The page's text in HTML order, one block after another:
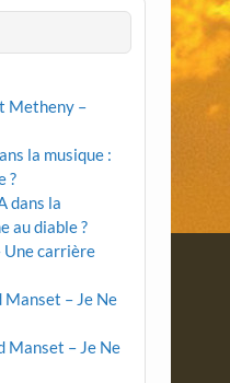
Metheny –
la musique :
?
dans la
au diable ?
Une carrière
Manset – Je Ne
Manset – Je Ne